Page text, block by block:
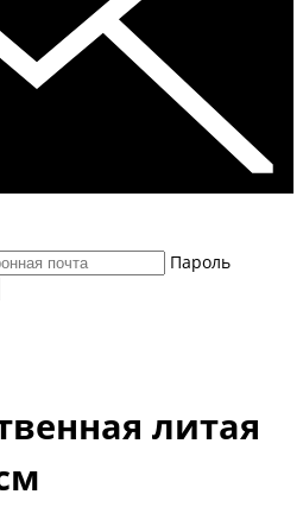
Пароль
литая